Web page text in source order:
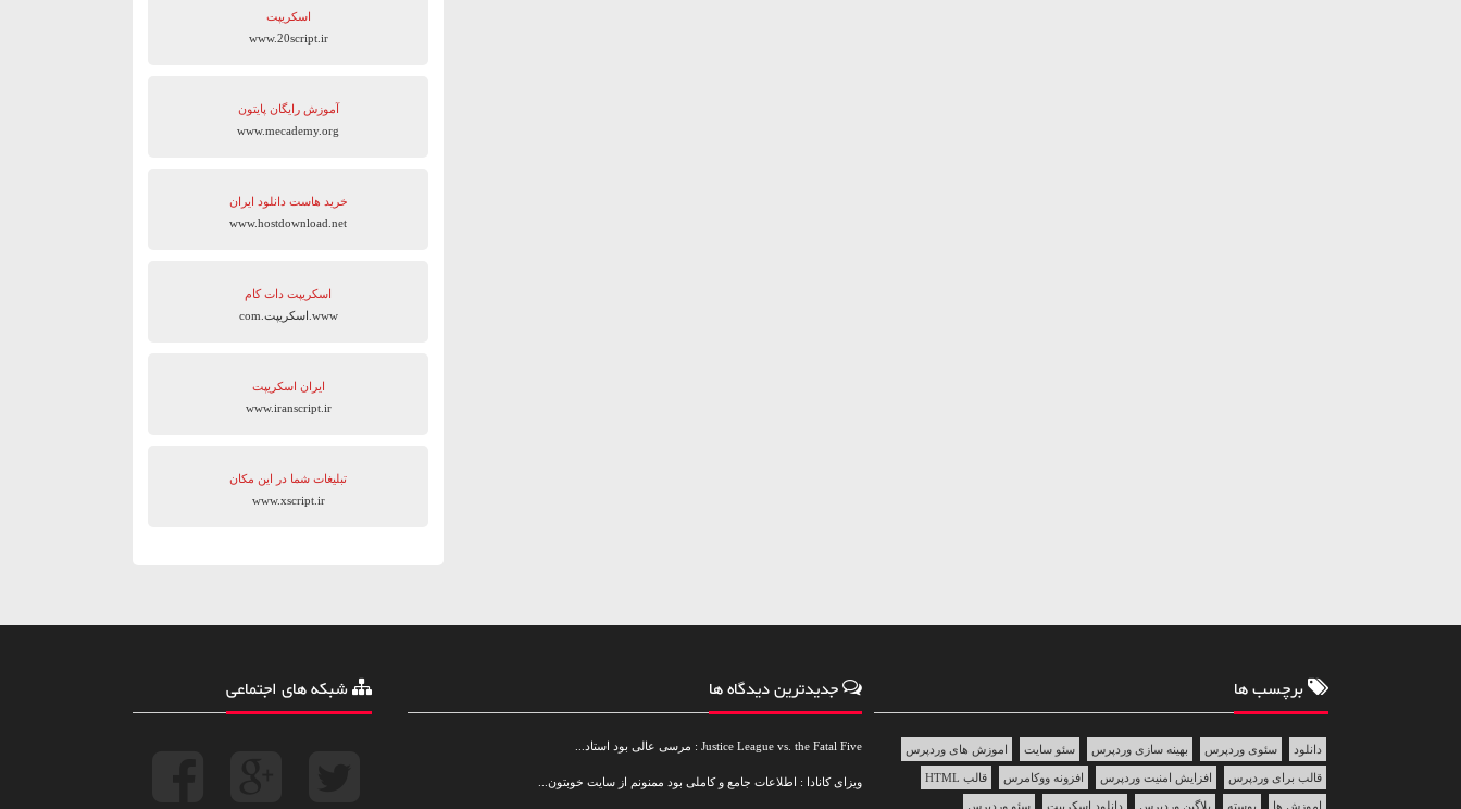
اسکریپت
www.20script.ir
آموزش رایگان پایتون
www.mecademy.org
خرید هاست دانلود ایران
www.hostdownload.net
اسکریپت دات کام
www.اسکریپت.com
ایران اسکریپت
www.iranscript.ir
تبلیغات شما در این مکان
www.xscript.ir
شبکه های اجتماعی جدیدترین دیدگاه ها
Justice League vs. the Fatal Five : مرسی عالی بود استاد...
ویزای کانادا : اطلاعات جامع و کاملی بود ممنونم از سایت خوبتون...
برچسب ها
دانلود سئوی وردپرس بهینه سازی وردپرس سئو سایت اموزش های وردپرس
قالب برای وردپرس افزایش امنیت وردپرس افزونه ووکامرس قالب HTML
اموزش ها پوسته پلاگین وردپرس دانلود اسکریپت سئو وردپرس